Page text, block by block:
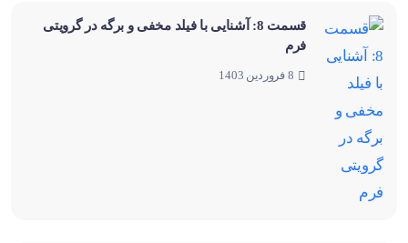
قسمت 8: آشنایی با فیلد مخفی و برگه در گرویتی
فرم
8 فروردین 1403